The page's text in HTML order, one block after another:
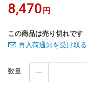
8,470 円
この商品は売り切れです
再入荷通知を受け取る
数量